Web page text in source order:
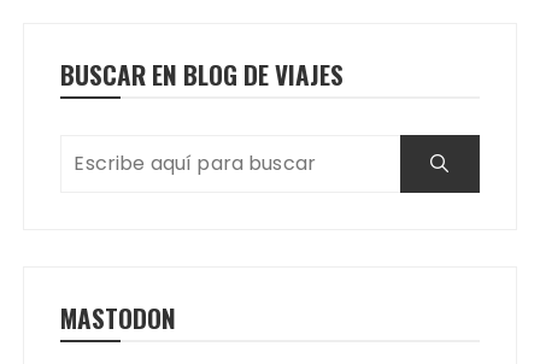
BUSCAR EN BLOG DE VIAJES
MASTODON